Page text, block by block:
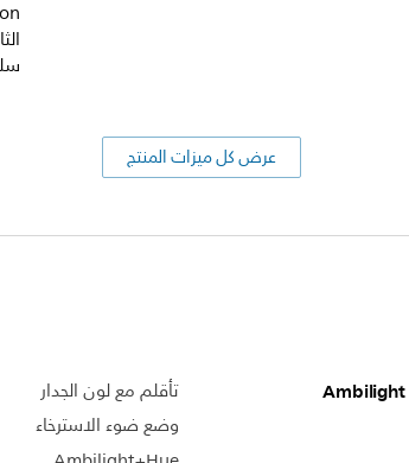
عرض كل ميزات المنتج
تأقلم مع لون الجدار
وضع ضوء الاسترخاء